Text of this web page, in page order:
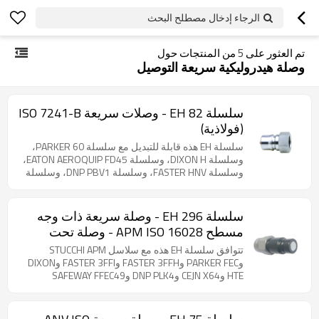
الرجاء إدخال مصطلح البحث
تم العثور على 5من المنتجات حول
وصلة هيدروليكية سريعة التوصيل
سلسلة EH 82 - وصلات سريعة ISO 7241-B
(فولاذية)
سلسلة EH هذه قابلة للتبديل مع سلسلة PARKER 60،
وسلسلة DIXON H، وسلسلة EATON AEROQUIP FD45،
وسلسلة FASTER HNV، وسلسلة DNP PBV1، وسلسلة
GROMELLE 635-A. منتج فولاذي. وصلات قياسية صناعية
متوافقة مع معيار ISO 7241-1 السلسلة B. تتوفر جميع
المقاسات من 1/8 بوصة إلى 2 بوصة مع خيارات متعددة
للخيوط (BSP، NPT، SAE). مصممة لأداء موثوق في
البيئات الصناعية الصعبة.
سلسلة EH 296 - وصلة سريعة ذات وجه
مسطح APM ISO 16028 - وصلة تحت
الضغط (فولاذ)
تتوافق سلسلة EH هذه مع سلاسل STUCCHI APM
وPARKER FEC وFASTER 3FFH وFASTER 3FFI وDIXON
HTE وCEJN X64 وDNP PLK4 وSAFEWAY FFEC49
خصيصًا للتطبيقات الهيدروليكية الصعبة، حيث تتميز بقدرة